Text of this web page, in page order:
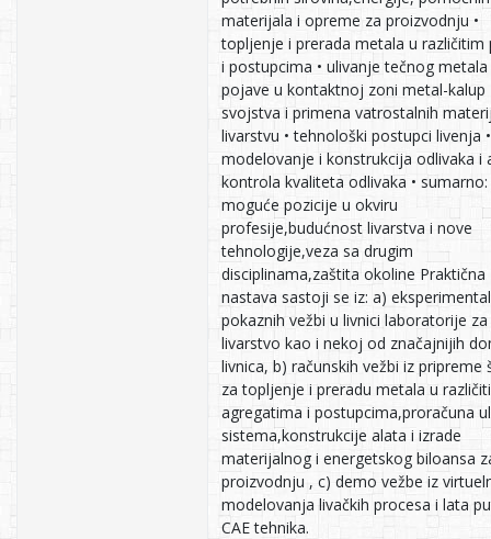
materijala i opreme za proizvodnju •
topljenje i prerada metala u različitim
i postupcima • ulivanje tečnog metala
pojave u kontaktnoj zoni metal-kalup
svojstva i primena vatrostalnih
livarstvu • tehnološki postupci livenja •
modelovanje i konstrukcija odlivaka i
kontrola kvaliteta odlivaka • sumarno:
moguće pozicije u okviru
profesije,budućnost livarstva i nove
tehnologije,veza sa drugim
disciplinama,zaštita okoline Praktična
nastava sastoji se iz: a)
pokaznih vežbi u livnici laboratorije za
livarstvo kao i nekoj od značajnijih
livnica, b) računskih vežbi iz pripreme
za topljenje i preradu metala u
agregatima i postupcima,proračuna
sistema,konstrukcije alata i izrade
materijalnog i energetskog biloansa
proizvodnju , c) demo vežbe iz
modelovanja livačkih procesa i lata
CAE tehnika.